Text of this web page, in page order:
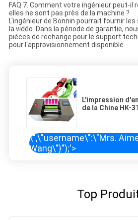
FAQ 7. Comment votre ingénieur peut-il
elles ne sont pas près de la machine ?
L'ingénieur de Bonnin pourrait fournir
la vidéo. Dans la période de garantie,
pièces de rechange pour le support
pour l'approvisionnement disponible.
L'impression
de la Chine HK-
\",\"username\":\"Mrs.
Wang\"}");'>
Top